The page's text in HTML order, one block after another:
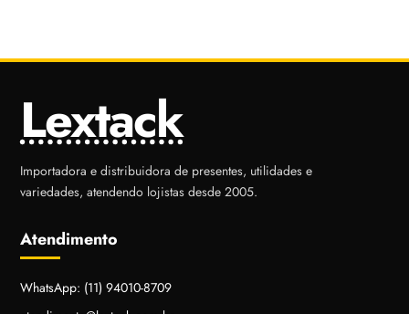
Atendimento
WhatsApp: (11) 94010-8709
Lextack
Importadora e distribuidora de presentes, utilidades e
variedades, atendendo lojistas desde 2005.